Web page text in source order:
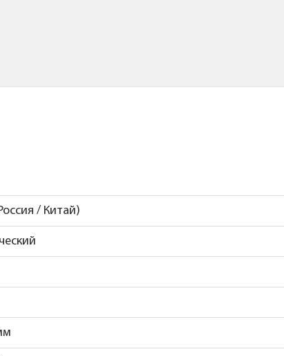
/ Китай)